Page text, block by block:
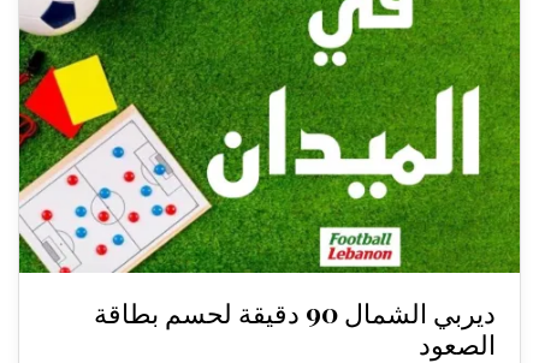
ديربي الشمال 90 دقيقة لحسم بطاقة
الصعود